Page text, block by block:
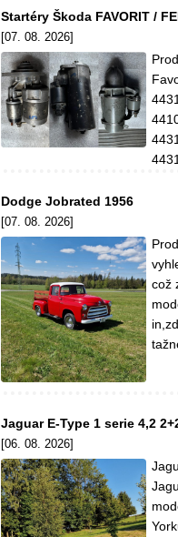
Startéry Škoda FAVORIT /
[07. 08. 2026]
Dodge Jobrated 1956
[07. 08. 2026]
což
Jaguar E-Type 1 serie 4,2
[06. 08. 2026]